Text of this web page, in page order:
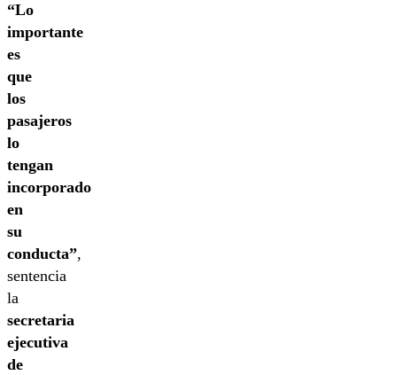
“Lo
importante
es
que
los
pasajeros
lo
tengan
incorporado
en
su
conducta”,
sentencia
la
secretaria
ejecutiva
de